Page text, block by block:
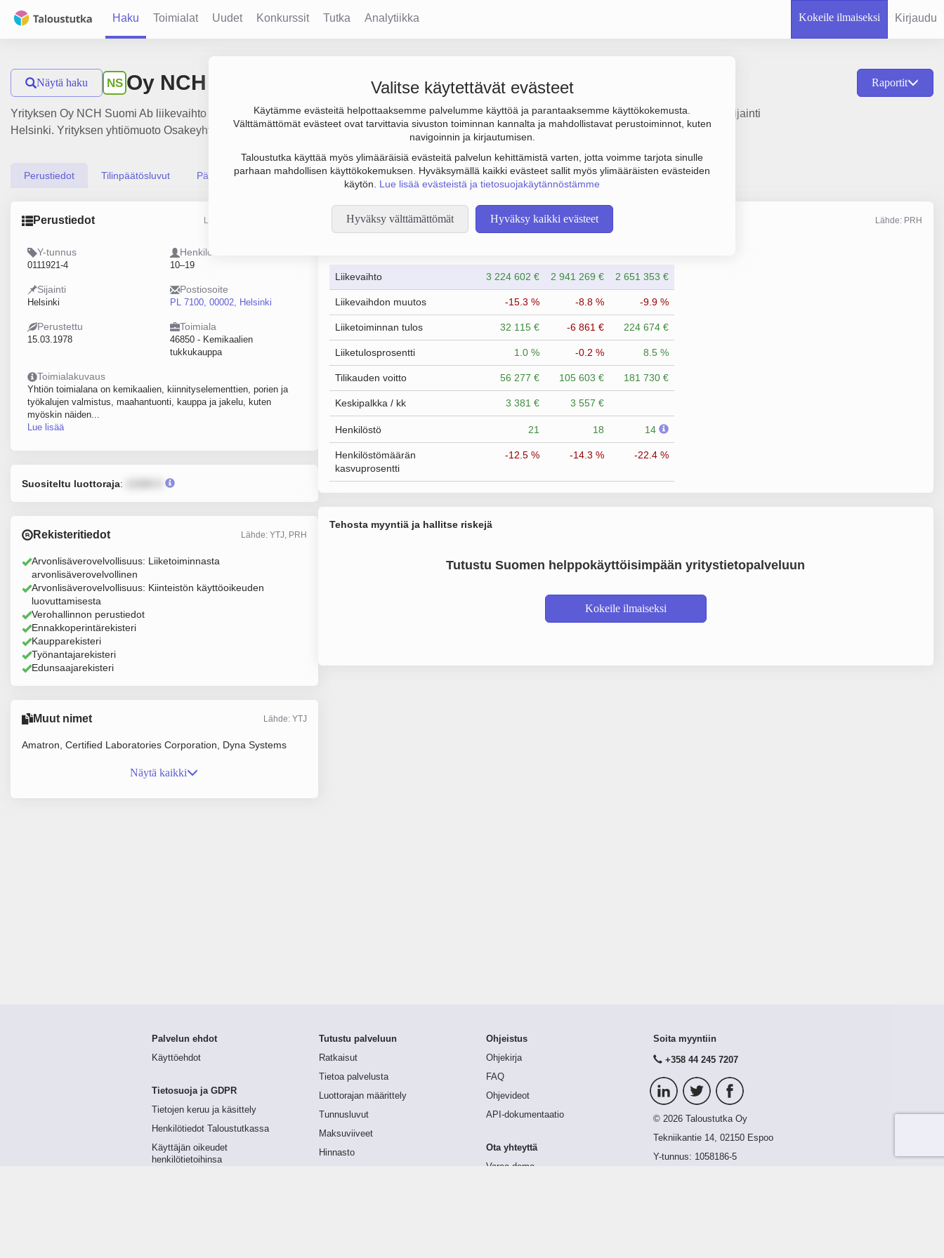
Haku Toimialat Uudet Konkurssit Tutka Analytiikka Kokeile ilmaiseksi Kirjaudu
Valitse käytettävät evästeet
Käytämme evästeitä helpottaaksemme palvelumme käyttöä ja parantaaksemme käyttökokemusta.
Välttämättömät evästeet ovat tarvittavia sivuston toiminnan kannalta ja mahdollistavat perustoiminnot, kuten
navigoinnin ja kirjautumisen.
Taloustutka käyttää myös ylimääräisiä evästeitä palvelun kehittämistä varten, jotta voimme tarjota sinulle
parhaan mahdollisen käyttökokemuksen. Hyväksymällä kaikki evästeet sallit myös ylimääräisten evästeiden
käytön. Lue lisää evästeistä ja tietosuojakäytännöstämme
Hyväksy välttämättömät Hyväksy kaikki evästeet
Näytä haku NS Oy NCH Suomi Ab Raportit
Yrityksen Oy NCH Suomi Ab liikevaihto on 2.7 milj. € ja tulos 225 000 €. Sen päätoimiala on Kemikaalien tukkukauppa, perustamisvuosi 1978 ja sijainti
Helsinki. Yrityksen yhtiömuoto Osakeyhtiö (OY).
Perustiedot Tilinpäätösluvut Päättäjätiedot
Perustiedot Lähde: YTJ, PRH, Traficom
Y-tunnus
0111921-4
Henkilöstömäärä
10–19
Sijainti
Helsinki
Postiosoite
PL 7100, 00002, Helsinki
Perustettu
15.03.1978
Toimiala
46850 - Kemikaalien
tukkukauppa
Toimialakuvaus
Yhtiön toimialana on kemikaalien, kiinnityselementtien, porien ja
työkalujen valmistus, maahantuonti, kauppa ja jakelu, kuten
myöskin näiden...
Lue lisää
Suositeltu luottoraja:
Rekisteritiedot Lähde: YTJ, PRH
Arvonlisäverovelvollisuus: Liiketoiminnasta
arvonlisäverovelvollinen
Arvonlisäverovelvollisuus: Kiinteistön käyttöoikeuden
luovuttamisesta
Verohallinnon perustiedot
Ennakkoperintärekisteri
Kaupparekisteri
Työnantajarekisteri
Edunsaajarekisteri
Muut nimet Lähde: YTJ
Amatron, Certified Laboratories Corporation, Dyna Systems
Näytä kaikki
Taloustiedot Lähde: PRH
Liikevaihto 3 224 602 € 2 941 269 € 2 651 353 €
Liikevaihdon muutos -15.3 % -8.8 % -9.9 %
Liiketoiminnan tulos 32 115 € -6 861 € 224 674 €
Liiketulosprosentti 1.0 % -0.2 % 8.5 %
Tilikauden voitto 56 277 € 105 603 € 181 730 €
Keskipalkka / kk 3 381 € 3 557 €
Henkilöstö 21 18 14
Henkilöstömäärän
kasvuprosentti
-12.5 % -14.3 % -22.4 %
Tehosta myyntiä ja hallitse riskejä
Tutustu Suomen helppokäyttöisimpään yritystietopalveluun
Kokeile ilmaiseksi
Palvelun ehdot
Käyttöehdot
Tietosuoja ja GDPR
Tietojen keruu ja käsittely
Henkilötiedot Taloustutkassa
Käyttäjän oikeudet
henkilötietoihinsa
Tutustu palveluun
Ratkaisut
Tietoa palvelusta
Luottorajan määrittely
Tunnusluvut
Maksuviiveet
Hinnasto
Ohjeistus
Ohjekirja
FAQ
Ohjevideot
API-dokumentaatio
Ota yhteyttä
Varaa demo
Soita myyntiin
+358 44 245 7207
© 2026 Taloustutka Oy
Tekniikantie 14, 02150 Espoo
Y-tunnus: 1058186-5